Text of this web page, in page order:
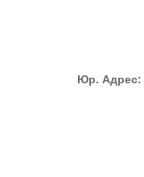
Юр. Адрес: